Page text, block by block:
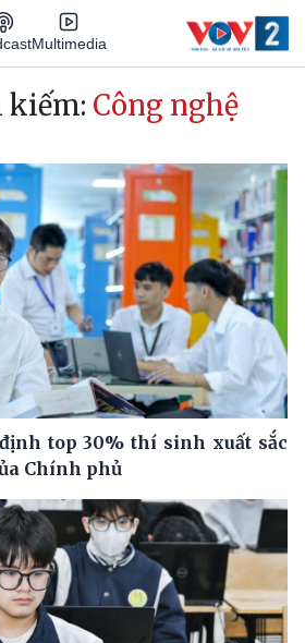
Multimedia
kiếm: Công nghệ
top 30% thí sinh xuất sắc
Chính phủ